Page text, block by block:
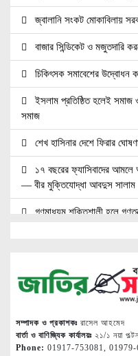
জ্বালানি সংকট মোকাবিলায়
বাজার সিন্ডিকেট ও মজুতদারি
চিকিৎসক সমাবেশের উদ্বোধন
ইসলাম প্রতিষ্ঠিত হলেই সমাজ
সমাজ
শেখ হাসিনার দেশে ফিরার
১৭ বছরের ফ্যাসিবাদের আমলে
— বীর মুক্তিযোদ্ধা আবদুস সালাম
গণমাধ্যম শক্তিশালী হলে
কক্সবাজারের পর্যটন শিল্পকে কাজে
বাংলাদেশের আট সাংবাদিক।।
নয়া পল্টনে স্বেচ্ছাসেবক দলের
সম্পাদক ও প্রকাশকঃ রাসেল আহমেদ
বার্তা ও বাণিজ্যিক কার্যালয়ঃ ২১/১ নয়া
Phone: 01917-753081, 01979-